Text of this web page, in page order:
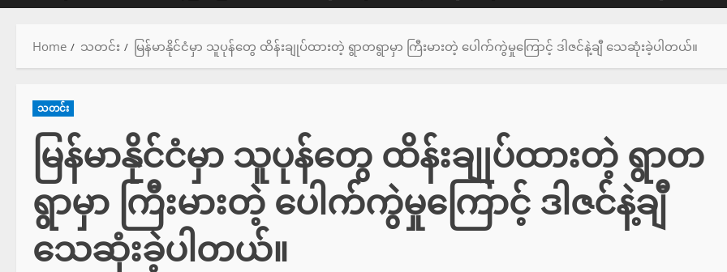
Home သတင်း မြန်မာနိုင်ငံမှာ သူပုန်တွေ ထိန်းချုပ်ထားတဲ့ ရွာတရွာမှာ ကြီးမားတဲ့ ပေါက်ကွဲမှုကြောင့် ဒါဇင်နဲ့ချီ သေဆုံးခဲ့ပါတယ်။
သတင်း
မြန်မာနိုင်ငံမှာ သူပုန်တွေ ထိန်းချုပ်ထားတဲ့ ရွာတ
ရွာမှာ ကြီးမားတဲ့ ပေါက်ကွဲမှုကြောင့် ဒါဇင်နဲ့ချီ
သေဆုံးခဲ့ပါတယ်။